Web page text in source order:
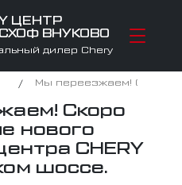
ЦЕНТР
ВНУКОВО
дилер Chery
Мы переезжаем! Скоро
Скоро
нового
CHERY
шоссе.